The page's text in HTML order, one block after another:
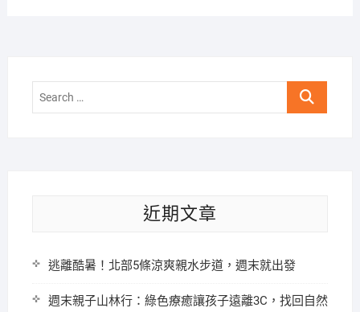
Search
近期文章
逃離酷暑！北部5條涼爽親水步道，週末就出發
週末親子山林行：綠色療癒讓孩子遠離3C，找回自然